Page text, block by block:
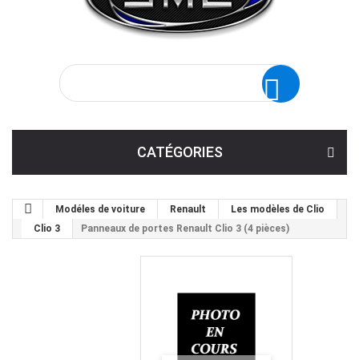
CATÉGORIES
Modéles de voiture Renault
Les modèles de Clio
Clio 3
Panneaux de portes Renault Clio 3 (4 pièces)